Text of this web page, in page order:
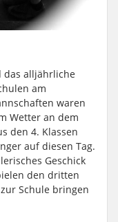
das alljährliche
am
waren
Wetter an dem
den 4. Klassen
auf diesen Tag.
Geschick
den dritten
Schule bringen